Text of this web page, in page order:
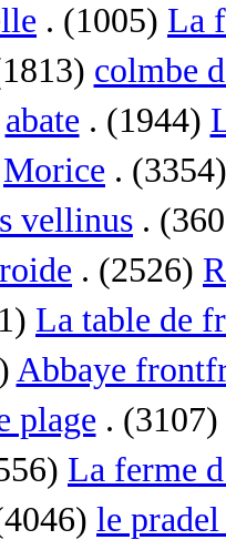
. (1005) La
colmbe
abate . (1944)
Morice .
vellinus .
. (2526)
La table de
Abbaye
plage . (3107)
La ferme
le